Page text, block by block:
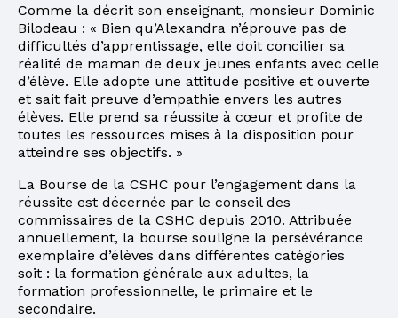
Comme la décrit son enseignant, monsieur Dominic
Bilodeau : « Bien qu’Alexandra n’éprouve pas de
difficultés d’apprentissage, elle doit concilier sa
réalité de maman de deux jeunes enfants avec celle
d’élève. Elle adopte une attitude positive et ouverte
et sait fait preuve d’empathie envers les autres
élèves. Elle prend sa réussite à cœur et profite de
toutes les ressources mises à la disposition pour
atteindre ses objectifs. »
La Bourse de la CSHC pour l’engagement dans la
réussite est décernée par le conseil des
commissaires de la CSHC depuis 2010. Attribuée
annuellement, la bourse souligne la persévérance
exemplaire d’élèves dans différentes catégories
soit : la formation générale aux adultes, la
formation professionnelle, le primaire et le
secondaire.